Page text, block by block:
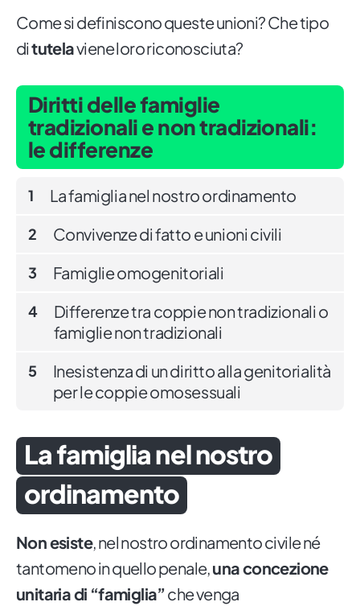
Come si definiscono queste unioni? Che tipo
ditutelaviene loro riconosciuta?
Diritti delle famiglie
tradizionali e non tradizionali:
le differenze
1 La famiglia nel nostro ordinamento
2 Convivenze di fatto e unioni civili
3 Famiglie omogenitoriali
4
Differenze tra coppie non tradizionali o
famiglie non tradizionali
5
Inesistenza di un diritto alla genitorialità
per le coppie omosessuali
La famiglia nel nostro
ordinamento
Non esiste, nel nostro ordinamento civile né
tantomeno in quello penale,una concezione
unitaria di “famiglia”che venga